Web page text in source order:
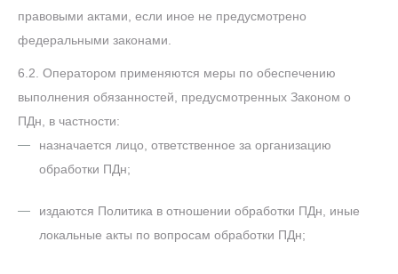
правовыми актами, если иное не предусмотрено
федеральными законами.
6.2. Оператором применяются меры по обеспечению
выполнения обязанностей, предусмотренных Законом о
ПДн, в частности:
назначается лицо, ответственное за организацию
обработки ПДн;
издаются Политика в отношении обработки ПДн, иные
локальные акты по вопросам обработки ПДн;